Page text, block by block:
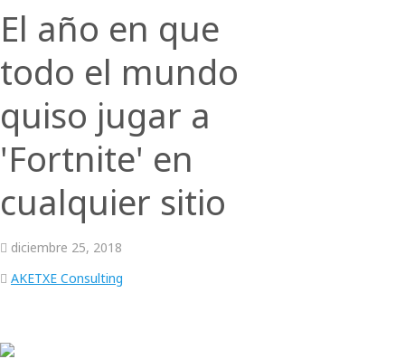
El año en que
todo el mundo
quiso jugar a
'Fortnite' en
cualquier sitio
diciembre 25, 2018
AKETXE Consulting